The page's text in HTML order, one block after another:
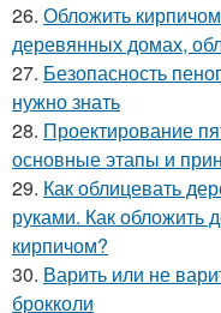
26. Обложить
деревянных домах,
27. Безопасность
нужно знать
28. Проектирование
основные этапы и
29. Как облицевать
руками. Как
кирпичом?
30. Варить или не
брокколи